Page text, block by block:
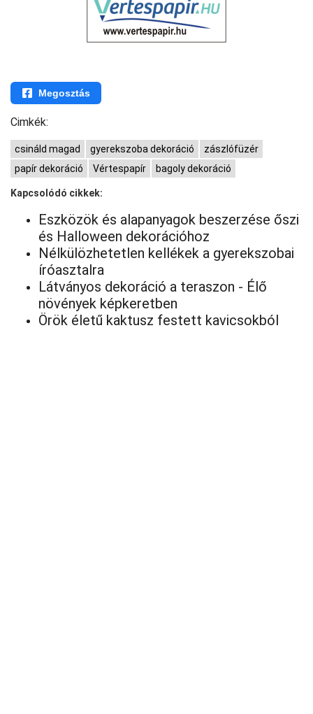
Megosztás
Cimkék:
csináld magad gyerekszoba dekoráció
zászlófüzér
papír dekoráció
Vértespapír bagoly dekoráció
Kapcsolódó cikkek:
Eszközök és alapanyagok beszerzése őszi
és Halloween dekorációhoz
Nélkülözhetetlen kellékek a gyerekszobai
íróasztalra
Látványos dekoráció a teraszon - Élő
növények képkeretben
Örök életű kaktusz festett kavicsokból